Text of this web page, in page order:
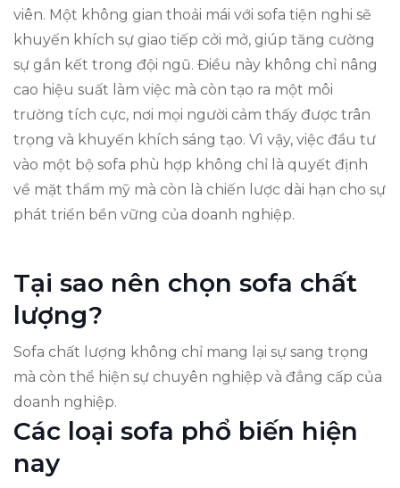
viên. Một không gian thoải mái với sofa tiện nghi sẽ
khuyến khích sự giao tiếp cởi mở, giúp tăng cường
sự gắn kết trong đội ngũ. Điều này không chỉ nâng
cao hiệu suất làm việc mà còn tạo ra một môi
trường tích cực, nơi mọi người cảm thấy được trân
trọng và khuyến khích sáng tạo. Vì vậy, việc đầu tư
vào một bộ sofa phù hợp không chỉ là quyết định
về mặt thẩm mỹ mà còn là chiến lược dài hạn cho sự
phát triển bền vững của doanh nghiệp.
Tại sao nên chọn sofa chất
lượng?
Sofa chất lượng không chỉ mang lại sự sang trọng
mà còn thể hiện sự chuyên nghiệp và đẳng cấp của
doanh nghiệp.
Các loại sofa phổ biến hiện
nay